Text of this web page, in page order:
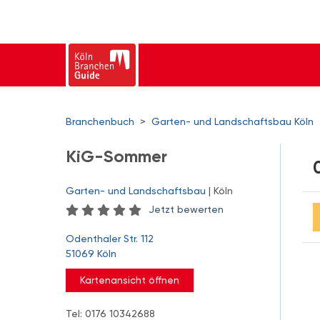
Branchenbuch > Garten- und Landschaftsbau Köln
KiG-Sommer
Garten- und Landschaftsbau | Köln
Jetzt bewerten
Odenthaler Str. 112
51069 Köln
Kartenansicht öffnen
Tel: 0176 10342688